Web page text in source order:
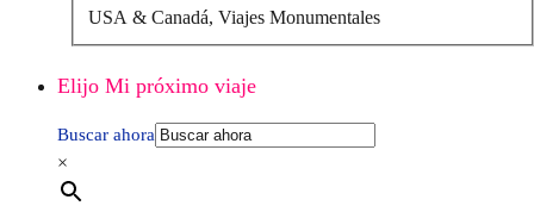
USA & Canadá, Viajes Monumentales
Elijo Mi próximo viaje
Buscar ahora
×